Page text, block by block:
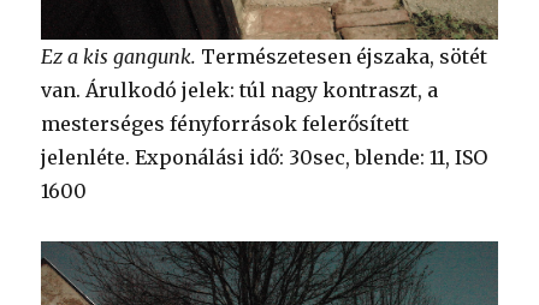
Ez a kis gangunk. Természetesen éjszaka, sötét
van. Árulkodó jelek: túl nagy kontraszt, a
mesterséges fényforrások felerősített
jelenléte. Exponálási idő: 30sec, blende: 11, ISO
1600